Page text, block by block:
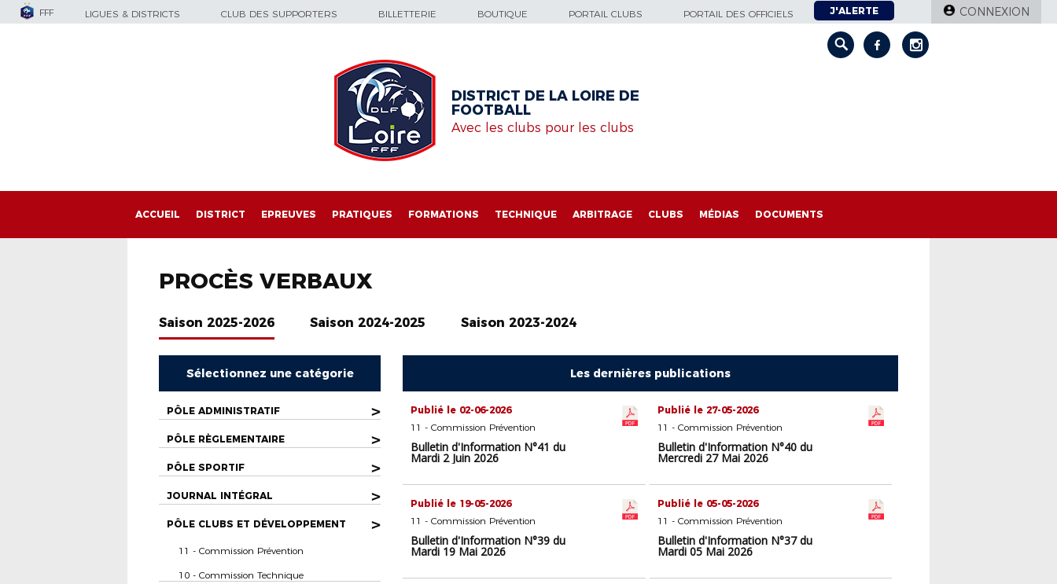
FFF LIGUES & DISTRICTS CLUB DES SUPPORTERS BILLETTERIE BOUTIQUE PORTAIL CLUBS PORTAIL DES OFFICIELS J'ALERTE CONNEXION
DISTRICT DE LA LOIRE DE
FOOTBALL
Avec les clubs pour les clubs
ACCUEIL DISTRICT EPREUVES PRATIQUES FORMATIONS TECHNIQUE ARBITRAGE CLUBS MÉDIAS DOCUMENTS
PROCÈS VERBAUX
Saison 2025-2026 Saison 2024-2025 Saison 2023-2024
Sélectionnez une catégorie
PÔLE ADMINISTRATIF >
PÔLE RÈGLEMENTAIRE >
PÔLE SPORTIF >
JOURNAL INTÉGRAL >
PÔLE CLUBS ET DÉVELOPPEMENT >
11 - Commission Prévention
10 - Commission Technique
Les dernières publications
Publié le 02-06-2026
11 - Commission Prévention
Bulletin d'Information N°41 du
Mardi 2 Juin 2026
Publié le 27-05-2026
11 - Commission Prévention
Bulletin d'Information N°40 du
Mercredi 27 Mai 2026
Publié le 19-05-2026
11 - Commission Prévention
Bulletin d'Information N°39 du
Mardi 19 Mai 2026
Publié le 05-05-2026
11 - Commission Prévention
Bulletin d'Information N°37 du
Mardi 05 Mai 2026